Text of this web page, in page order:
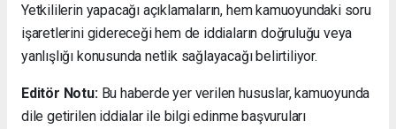
Yetkililerin yapacağı açıklamaların, hem kamuoyundaki soru
işaretlerini gidereceği hem de iddiaların doğruluğu veya
yanlışlığı konusunda netlik sağlayacağı belirtiliyor.
Editör Notu:Bu haberde yer verilen hususlar, kamuoyunda
dile getirilen iddialar ile bilgi edinme başvuruları